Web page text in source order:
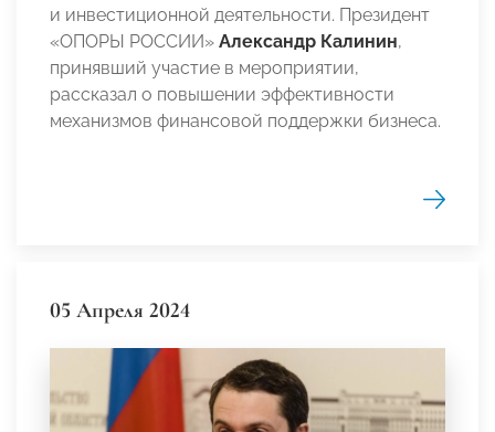
и инвестиционной деятельности. Президент
«ОПОРЫ РОССИИ» Александр Калинин,
принявший участие в мероприятии,
рассказал о повышении эффективности
механизмов финансовой поддержки бизнеса.
05 Апреля 2024